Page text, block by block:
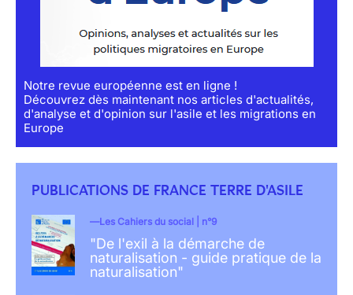
Notre revue européenne est en ligne !
Découvrez dès maintenant nos articles d'actualités,
d'analyse et d'opinion sur l'asile et les migrations en
Europe
PUBLICATIONS DE FRANCE TERRE D'ASILE
Les Cahiers du social | n°9
"De l'exil à la démarche de
naturalisation - guide pratique de la
naturalisation"